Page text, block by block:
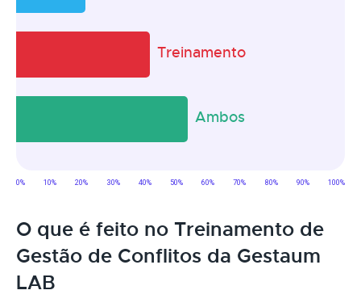
O que é feito no Treinamento de
Gestão de Conflitos da Gestaum
LAB